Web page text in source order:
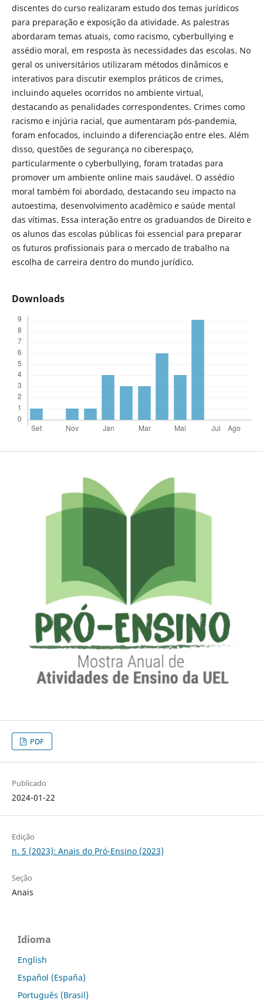
discentes do curso realizaram estudo dos temas jurídicos
para preparação e exposição da atividade. As palestras
abordaram temas atuais, como racismo, cyberbullying e
assédio moral, em resposta às necessidades das escolas. No
geral os universitários utilizaram métodos dinâmicos e
interativos para discutir exemplos práticos de crimes,
incluindo aqueles ocorridos no ambiente virtual,
destacando as penalidades correspondentes. Crimes como
racismo e injúria racial, que aumentaram pós-pandemia,
foram enfocados, incluindo a diferenciação entre eles. Além
disso, questões de segurança no ciberespaço,
particularmente o cyberbullying, foram tratadas para
promover um ambiente online mais saudável. O assédio
moral também foi abordado, destacando seu impacto na
autoestima, desenvolvimento acadêmico e saúde mental
das vítimas. Essa interação entre os graduandos de Direito e
os alunos das escolas públicas foi essencial para preparar
os futuros profissionais para o mercado de trabalho na
escolha de carreira dentro do mundo jurídico.
Downloads
PDF
Publicado
2024-01-22
Edição
n. 5 (2023): Anais do Pró-Ensino (2023)
Seção
Anais
Idioma
English
Español (España)
Português (Brasil)